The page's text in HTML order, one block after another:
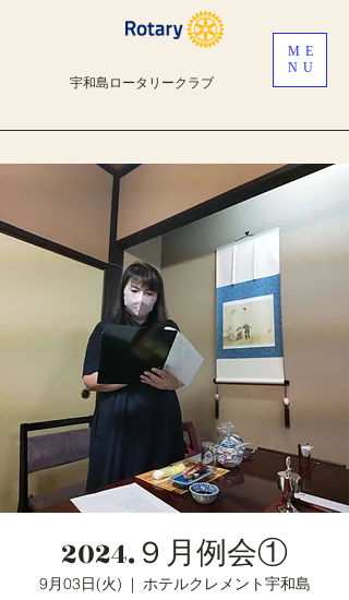
宇和島ロータリークラブ
ME
NU
2024.９月例会①
9月03日(火)
  |
ホテルクレメント宇和島